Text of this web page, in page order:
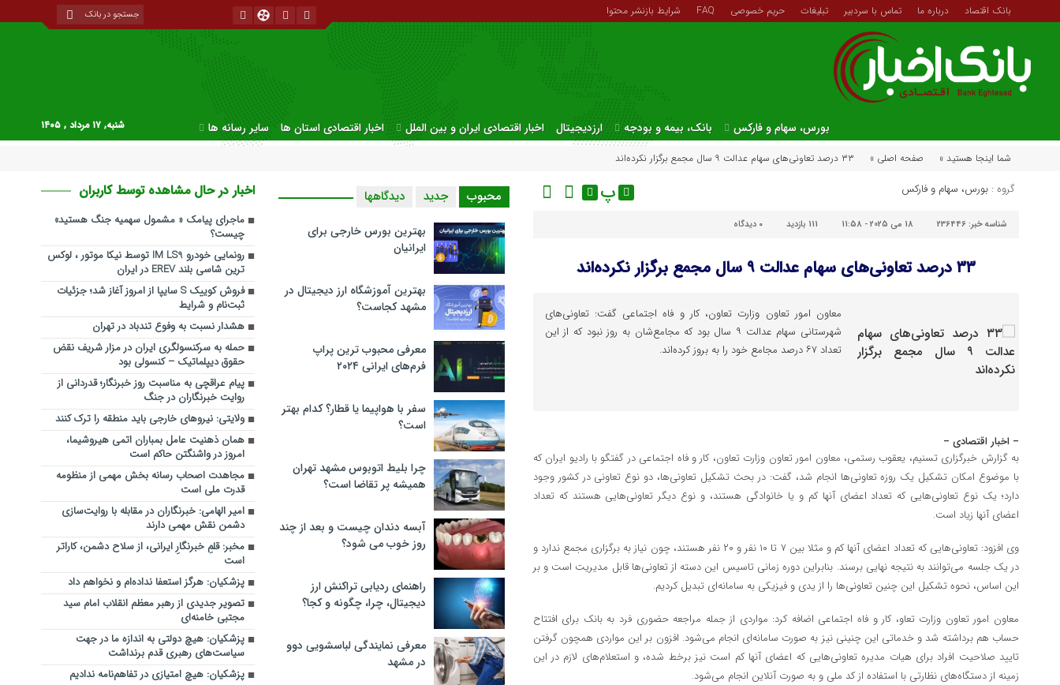
بانک اقتصاد درباره ما تماس با سردبیر تبلیغات حریم خصوصی FAQ شرایط بازنشر محتوا
بورس، سهام و فارکس بانک، بیمه و بودجه ارزدیجیتال اخبار اقتصادی ایران و بین الملل اخبار اقتصادی استان ها سایر رسانه ها شنبه, ۱۷ مرداد , ۱۴۰۵
شما اینجا هستید » صفحه اصلی » ۳۳ درصد تعاونی‌های سهام عدالت ۹ سال مجمع برگزار نکرده‌اند
گروه : بورس، سهام و فارکس پ
شناسه خبر: 236446 18 می 2025 - 11:58 111 بازدید ۰ دیدگاه
۳۳ درصد تعاونی‌های سهام عدالت ۹ سال مجمع برگزار نکرده‌اند
معاون امور تعاون وزارت تعاون، کار و فاه اجتماعی گفت: تعاونی‌های
شهرستانی سهام عدالت ۹ سال بود که مجامع‌شان به روز نبود که از این
تعداد ۶۷ درصد مجامع خود را به بروز کرده‌اند.
– اخبار اقتصادی –
به گزارش خبرگزاری تسنیم، یعقوب رستمی، معاون امور تعاون وزارت تعاون، کار و فاه اجتماعی در گفتگو با رادیو ایران که
با موضوع امکان تشکیل یک روزه تعاونی‌ها انجام شد، گفت: در بحث تشکیل تعاونی‌ها، دو نوع تعاونی در کشور وجود
دارد؛ یک نوع تعاونی‌هایی که تعداد اعضای آنها کم و یا خانوادگی هستند، و نوع دیگر تعاونی‌هایی هستند که تعداد
اعضای آنها زیاد است.
وی افزود: تعاونی‌هایی که تعداد اعضای آنها کم و مثلا بین ۷ تا ۱۰ نفر و ۲۰ نفر هستند، چون نیاز به برگزاری مجمع ندارد و
در یک جلسه می‌توانند به نتیجه نهایی برسند. بنابراین دوره زمانی تاسیس این دسته از تعاونی‌ها قابل مدیریت است و بر
این اساس، نحوه تشکیل این چنین تعاونی‌ها را از یدی و فیزیکی به سامانه‌ای تبدیل کردیم.
معاون امور تعاون وزارت تعاو، کار و فاه اجتماعی اضافه کرد: مواردی از جمله مراجعه حضوری فرد به بانک برای افتتاح
حساب هم برداشته شد و خدماتی این چنینی نیز به صورت سامانه‌ای انجام می‌شود. افزون بر این مواردی همچون گرفتن
تایید صلاحیت افراد برای هیات مدیره تعاونی‌هایی که اعضای آنها کم است نیز برخط شده، و استعلام‌های لازم در این
زمینه از دستگاه‌های نظارتی با استفاده از کد ملی و به صورت آنلاین انجام می‌شود.
محبوب جدید دیدگاهها
بهترین بورس خارجی برای
ایرانیان
بهترین آموزشگاه ارز دیجیتال در
مشهد کجاست؟
معرفی محبوب ترین پراپ
فرم‌های ایرانی ۲۰۲۴
سفر با هواپیما یا قطار؟ کدام بهتر
است؟
چرا بلیط اتوبوس مشهد تهران
همیشه پر تقاضا است؟
آبسه دندان چیست و بعد از چند
روز خوب می‌ شود؟
راهنمای ردیابی تراکنش ارز
دیجیتال، چرا، چگونه و کجا؟
معرفی نمایندگی لباسشویی دوو
در مشهد
اخبار در حال مشاهده توسط کاربران
ماجرای پیامک « مشمول سهمیه جنگ هستید»
چیست؟
رونمایی خودرو IM LS9 توسط نیکا موتور ، لوکس
ترین شاسی بلند EREV در ایران
فروش کوییک S سایپا از امروز آغاز شد؛ جزئیات
ثبت‌نام و شرایط
هشدار نسبت به وفوع تندباد در تهران
حمله به سرکنسولگری ایران در مزار شریف نقض
حقوق دیپلماتیک – کنسولی بود
پیام عراقچی به مناسبت روز خبرنگار؛ قدردانی از
روایت خبرنگاران در جنگ
ولایتی: نیروهای خارجی باید منطقه را ترک کنند
همان ذهنیت عامل بمباران اتمی هیروشیما،
امروز در واشنگتن حاکم است
مجاهدت اصحاب رسانه بخش مهمی از منظومه
قدرت ملی است
امیر الهامی: خبرنگاران در مقابله با روایت‌سازی
دشمن نقش مهمی دارند
مخبر: قلمِ خبرنگارِ ایرانی، از سلاح دشمن، کاراتر
است
پزشکیان: هرگز استعفا نداده‌ام و نخواهم داد
تصویر جدیدی از رهبر معظم انقلاب امام سید
مجتبی خامنه‌ای
پزشکیان: هیچ دولتی به اندازه ما در جهت
سیاست‌های رهبری قدم برنداشت
پزشکیان: هیچ امتیازی در تفاهم‌نامه ندادیم